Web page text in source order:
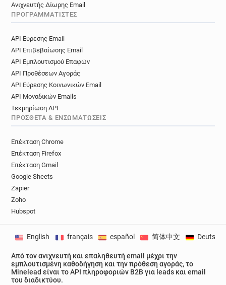
Ανιχνευτής Δίωρης Email
ΠΡΟΓΡΑΜΜΑΤΙΣΤΈΣ
API Εύρεσης Email
API Επιβεβαίωσης Email
API Εμπλουτισμού Επαφών
API Προθέσεων Αγοράς
API Εύρεσης Κοινωνικών Email
API Μοναδικών Emails
Τεκμηρίωση API
ΠΡΌΣΘΕΤΑ & ΕΝΣΩΜΑΤΏΣΕΙΣ
Επέκταση Chrome
Επέκταση Firefox
Επέκταση Gmail
Google Sheets
Zapier
Zoho
Hubspot
Από τον ανιχνευτή και επαληθευτή email μέχρι την
εμπλουτισμένη καθοδήγηση και την πρόθεση αγοράς, το
Minelead είναι το API πληροφοριών B2B για leads και email
του διαδικτύου.
English français español 简体中文 Deutsch